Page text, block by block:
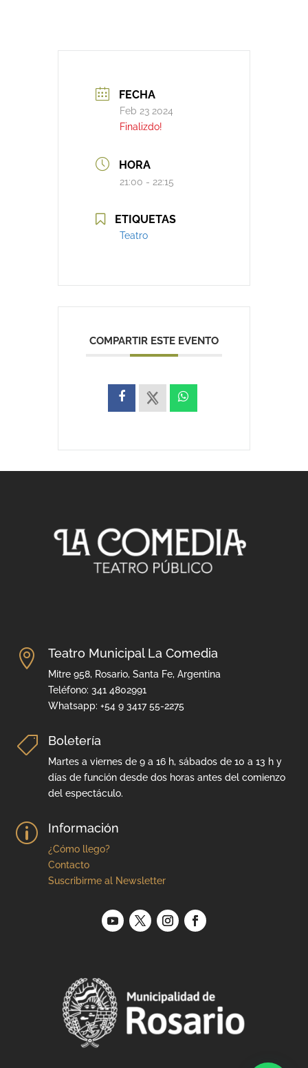
FECHA
Feb 23 2024
Finalizdo!
HORA
21:00 - 22:15
ETIQUETAS
Teatro
COMPARTIR ESTE EVENTO
 Teatro Municipal La Comedia
Mitre 958, Rosario, Santa Fe, Argentina
Teléfono: 341 4802991
Whatsapp: +54 9 3417 55-2275
 Boletería
Martes a viernes de 9 a 16 h, sábados de 10 a 13 h y
días de función desde dos horas antes del comienzo
del espectáculo.
p Información
¿Cómo llego?
Contacto
Suscribirme al Newsletter